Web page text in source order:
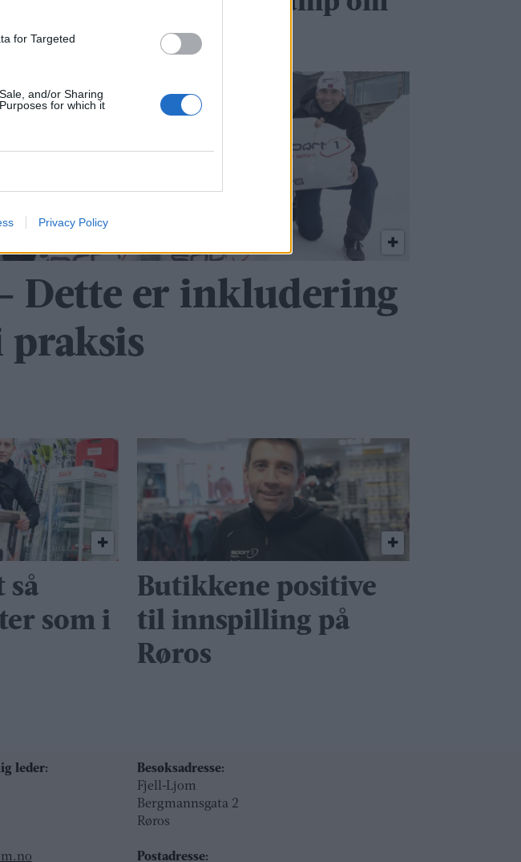
for Targeted
and/or Sharing
for which it
Privacy Policy
plassene
Dette er inkludering
praksis
så
som i
Butikkene positive
til innspilling på
Røros
leder:
Besøksadresse:
Fjell-Ljom
Bergmannsgata 2
Røros
Postadresse: